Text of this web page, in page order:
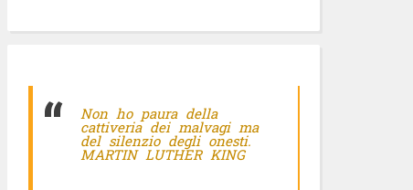
Non ho paura della
cattiveria dei malvagi ma
del silenzio degli onesti.
MARTIN LUTHER KING